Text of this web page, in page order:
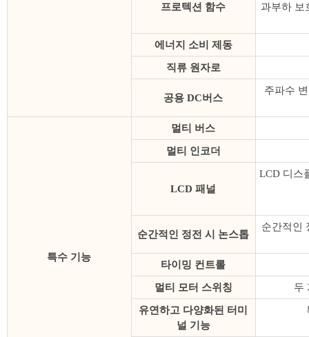
프로텍션 함수
과부하 보
에너지 소비 제동
직류 원자로
공용 DC버스
주파수
특수 기능
멀티 버스
멀티 인코더
LCD 패널
LCD 디스
순간적인 정전 시 논스톱
순간적인
타이밍 컨트롤
멀티 모터 스위칭 두
유연하고 다양화된 터미
널 기능